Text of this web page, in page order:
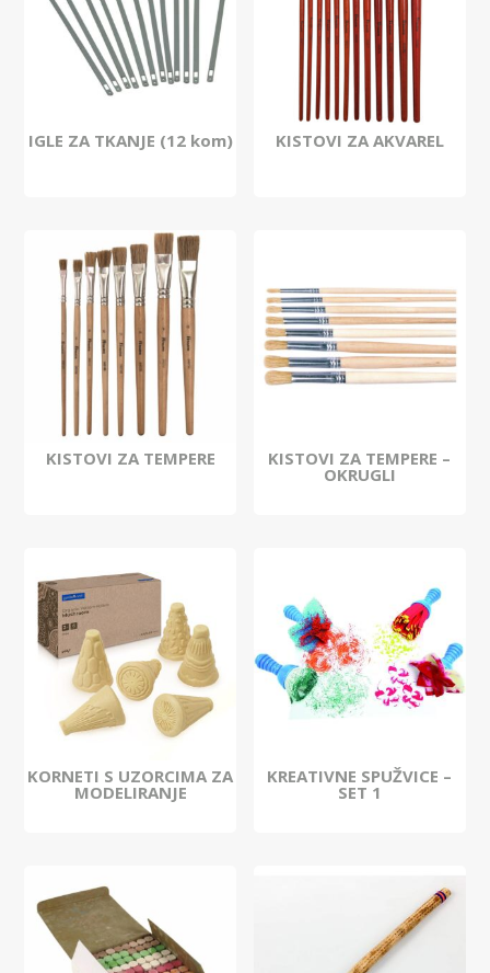
IGLE ZA TKANJE (12 kom) KISTOVI ZA AKVAREL
KISTOVI ZA TEMPERE KISTOVI ZA TEMPERE –
OKRUGLI
KORNETI S UZORCIMA ZA
MODELIRANJE
KREATIVNE SPUŽVICE –
SET 1